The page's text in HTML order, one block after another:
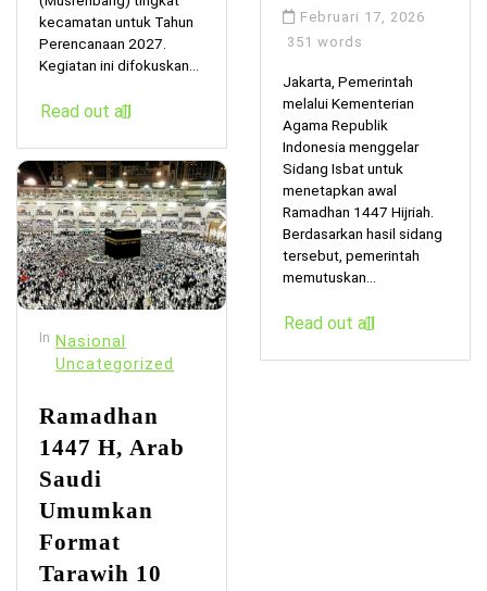
kecamatan untuk Tahun
Perencanaan 2027.
Kegiatan ini difokuskan...
Read out all
In Nasional
Uncategorized
Ramadhan
1447 H, Arab
Saudi
Umumkan
Format
Tarawih 10
Februari 17, 2026
351 words
Jakarta, Pemerintah
melalui Kementerian
Agama Republik
Indonesia menggelar
Sidang Isbat untuk
menetapkan awal
Ramadhan 1447 Hijriah.
Berdasarkan hasil sidang
tersebut, pemerintah
memutuskan...
Read out all